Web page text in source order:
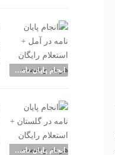
انجام پایان نامه شهرها
انجام پایان نامه شهرها